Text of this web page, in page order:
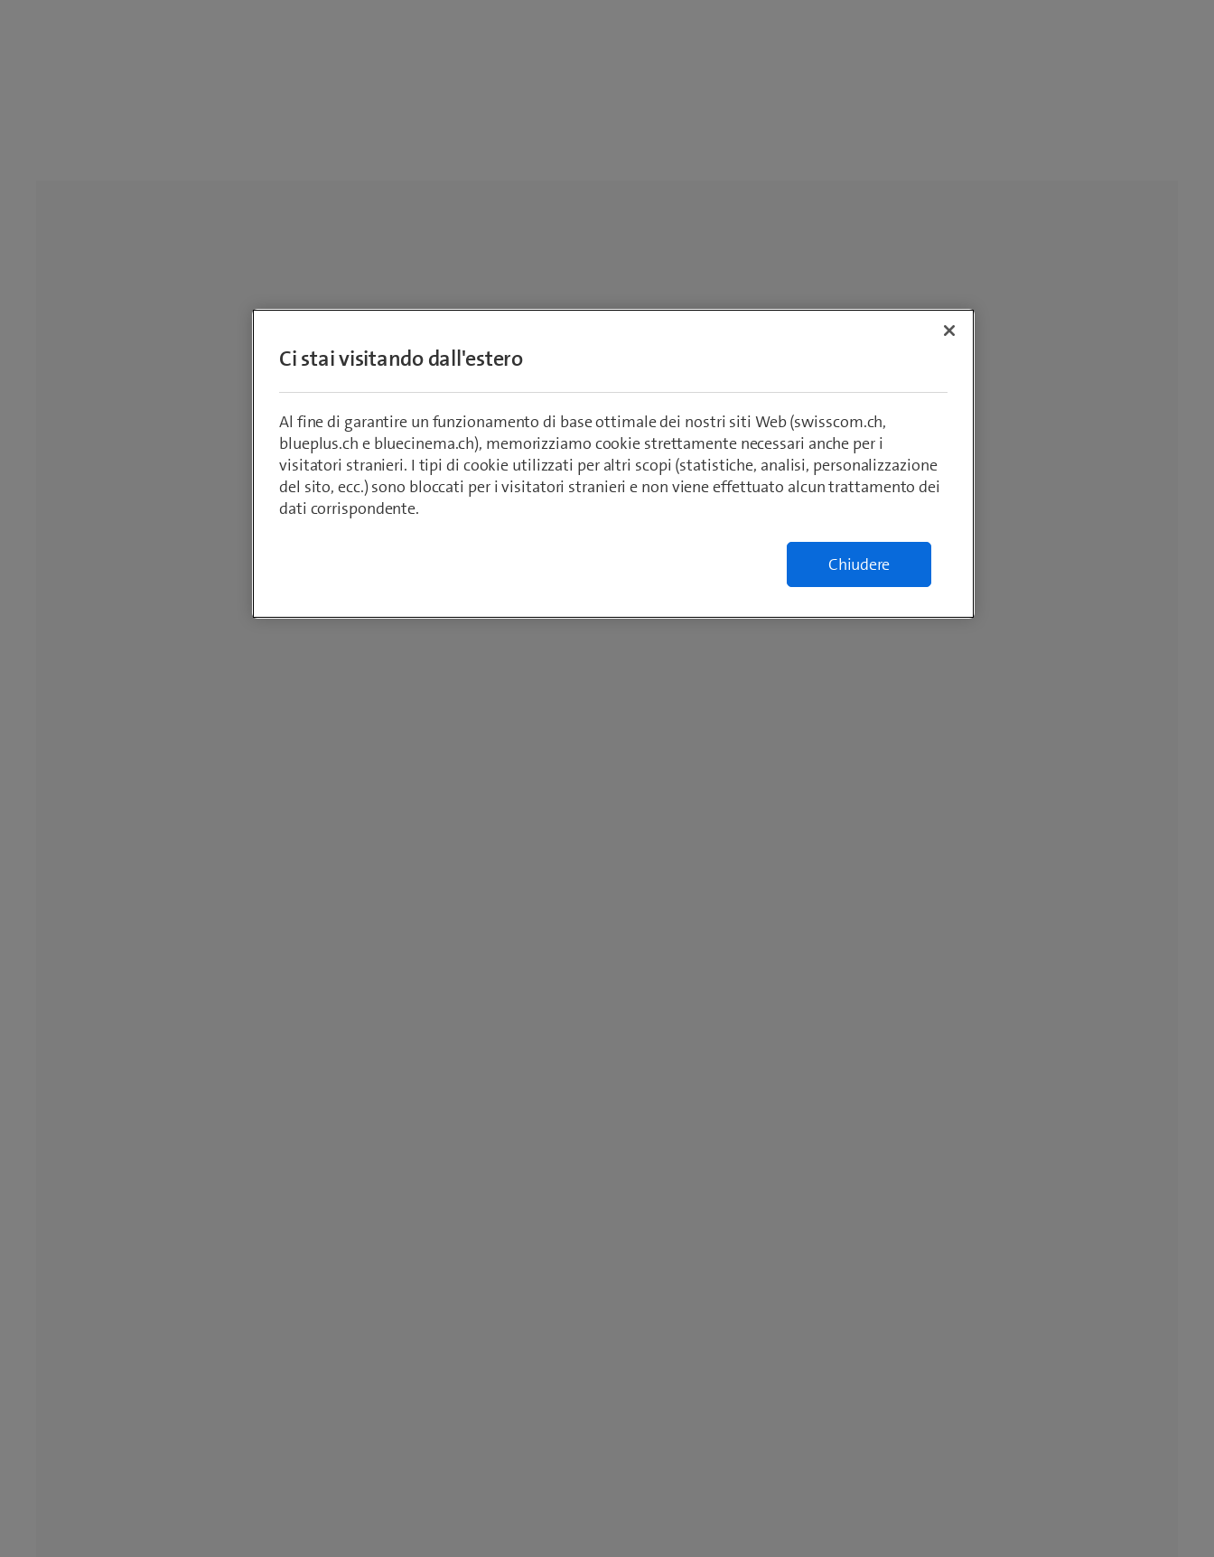
Ci stai visitando dall'estero
Al fine di garantire un funzionamento di base ottimale dei nostri siti Web (swisscom.ch,
blueplus.ch e bluecinema.ch), memorizziamo cookie strettamente necessari anche per i
visitatori stranieri. I tipi di cookie utilizzati per altri scopi (statistiche, analisi, personalizzazione
del sito, ecc.) sono bloccati per i visitatori stranieri e non viene effettuato alcun trattamento dei
dati corrispondente.
Chiudere